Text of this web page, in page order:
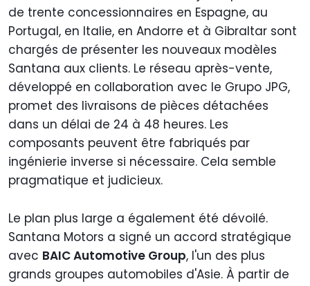
de trente concessionnaires en Espagne, au
Portugal, en Italie, en Andorre et à Gibraltar sont
chargés de présenter les nouveaux modèles
Santana aux clients. Le réseau après-vente,
développé en collaboration avec le Grupo JPG,
promet des livraisons de pièces détachées
dans un délai de 24 à 48 heures. Les
composants peuvent être fabriqués par
ingénierie inverse si nécessaire. Cela semble
pragmatique et judicieux.
Le plan plus large a également été dévoilé.
Santana Motors a signé un accord stratégique
avec BAIC Automotive Group, l'un des plus
grands groupes automobiles d'Asie. À partir de